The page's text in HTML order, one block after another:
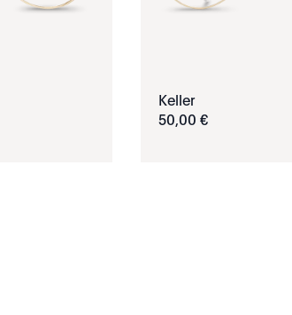
Keller
50,00 €